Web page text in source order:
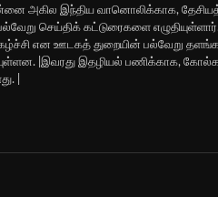
அகில இந்திய வானொலிக்காக,
செய்திக் கட்டுரைகளை
என ஊடகத் துறையின் பல்வேறு
|இவரது இதழியல் பணிக்காக,
|